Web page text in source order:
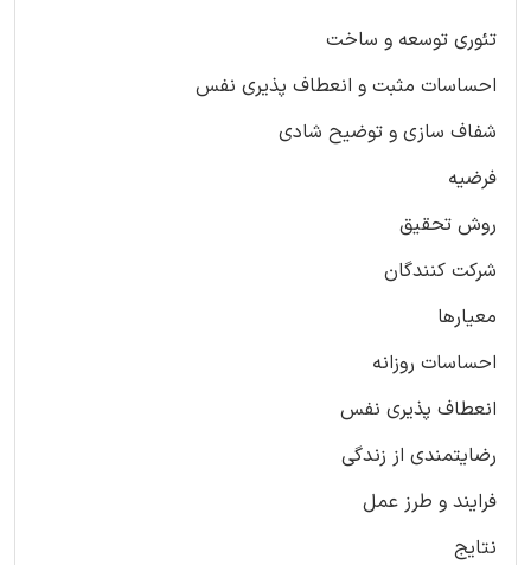
تئوری توسعه و ساخت
احساسات مثبت و انعطاف پذیری نفس
شفاف سازی و توضیح شادی
فرضیه
روش تحقیق
شرکت کنندگان
معیارها
احساسات روزانه
انعطاف پذیری نفس
رضایتمندی از زندگی
فرایند و طرز عمل
نتایج